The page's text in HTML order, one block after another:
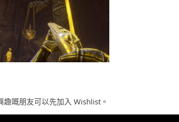
趣嘅朋友可以先加入 Wishlist。